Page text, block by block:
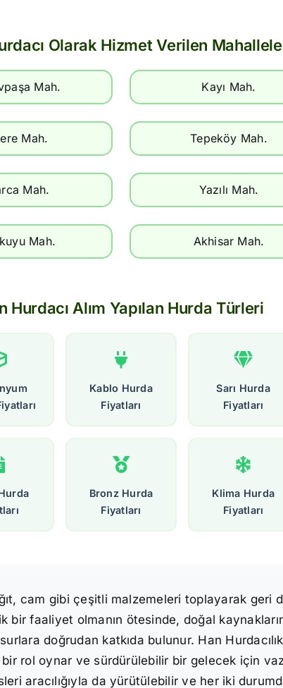
Olarak Hizmet Verilen
Mah. Kayı Mah.
Mah. Tepeköy Mah.
Mah. Yazılı Mah.
Mah. Akhisar Mah.
Hurdacı Alım Yapılan Hurda Türleri
Kablo Hurda
Fiyatları
Sarı Hurda
Fiyatları
Bronz Hurda
Fiyatları
Klima Hurda
Fiyatları
cam gibi çeşitli malzemeleri toplayarak geri
faaliyet olmanın ötesinde, doğal
doğrudan katkıda bulunur. Han
rol oynar ve sürdürülebilir bir gelecek için
aracılığıyla da yürütülebilir ve her iki